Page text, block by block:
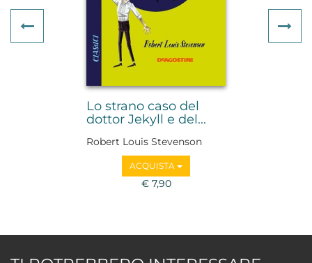
Lo strano caso del
dottor Jekyll e del...
Robert Louis Stevenson
ACQUISTA
€ 7,90
Previous